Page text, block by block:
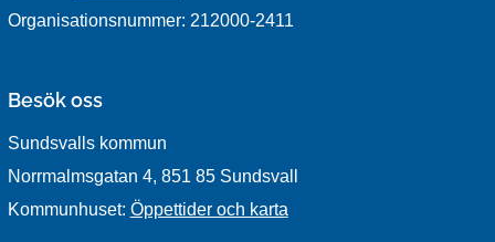
Organisationsnummer: 212000-2411
Besök oss
Sundsvalls kommun
Norrmalmsgatan 4, 851 85 Sundsvall
Kommunhuset: Öppettider och karta